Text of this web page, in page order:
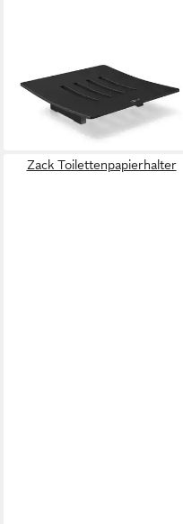
Edelstahl schwarz, Schlitze in
der Edelstahlablage
ermöglichen ein schnelles
Abtrocknen der Seife, Stück
29,90 €
lieferbar - in 2-3 Werktagen bei dir
Zack Toilettenpapierhalter